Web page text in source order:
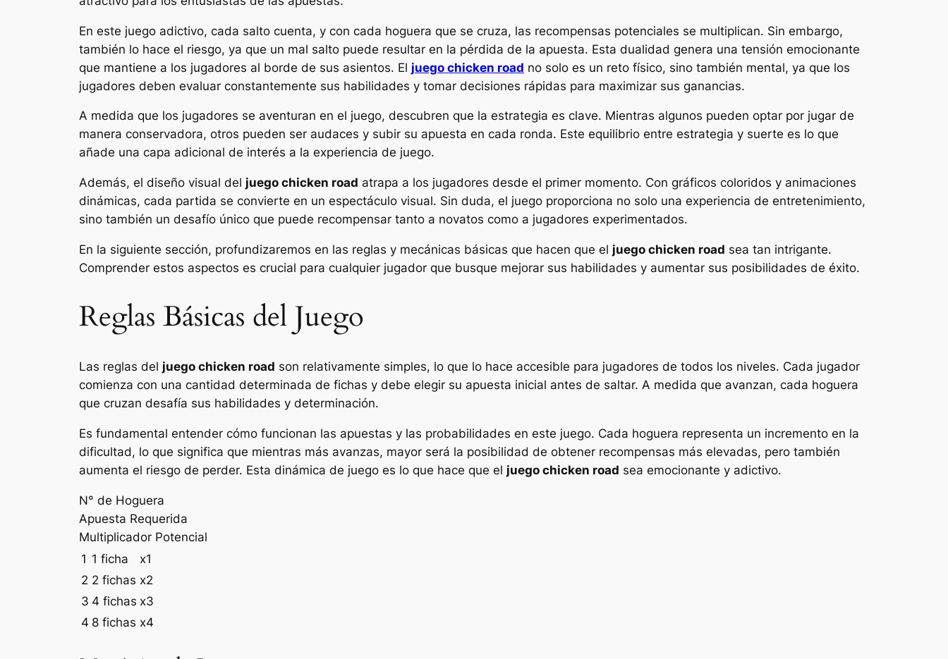
En este juego adictivo, cada salto cuenta, y con cada hoguera que se cruza, las recompensas potenciales se multiplican. Sin embargo,
también lo hace el riesgo, ya que un mal salto puede resultar en la pérdida de la apuesta. Esta dualidad genera una tensión emocionante
que mantiene a los jugadores al borde de sus asientos. El juego chicken road no solo es un reto físico, sino también mental, ya que los
jugadores deben evaluar constantemente sus habilidades y tomar decisiones rápidas para maximizar sus ganancias.
A medida que los jugadores se aventuran en el juego, descubren que la estrategia es clave. Mientras algunos pueden optar por jugar de
manera conservadora, otros pueden ser audaces y subir su apuesta en cada ronda. Este equilibrio entre estrategia y suerte es lo que
añade una capa adicional de interés a la experiencia de juego.
Además, el diseño visual del juego chicken road atrapa a los jugadores desde el primer momento. Con gráficos coloridos y animaciones
dinámicas, cada partida se convierte en un espectáculo visual. Sin duda, el juego proporciona no solo una experiencia de entretenimiento,
sino también un desafío único que puede recompensar tanto a novatos como a jugadores experimentados.
En la siguiente sección, profundizaremos en las reglas y mecánicas básicas que hacen que el juego chicken road sea tan intrigante.
Comprender estos aspectos es crucial para cualquier jugador que busque mejorar sus habilidades y aumentar sus posibilidades de éxito.
Reglas Básicas del Juego
Las reglas del juego chicken road son relativamente simples, lo que lo hace accesible para jugadores de todos los niveles. Cada jugador
comienza con una cantidad determinada de fichas y debe elegir su apuesta inicial antes de saltar. A medida que avanzan, cada hoguera
que cruzan desafía sus habilidades y determinación.
Es fundamental entender cómo funcionan las apuestas y las probabilidades en este juego. Cada hoguera representa un incremento en la
dificultad, lo que significa que mientras más avanzas, mayor será la posibilidad de obtener recompensas más elevadas, pero también
aumenta el riesgo de perder. Esta dinámica de juego es lo que hace que el juego chicken road sea emocionante y adictivo.
N° de Hoguera
Apuesta Requerida
Multiplicador Potencial
1 1 ficha
x1
2 2 fichas x2
3 4 fichas x3
4 8 fichas x4